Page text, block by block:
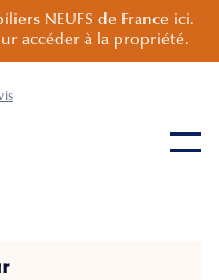
NEUFS de France ici.
accéder à la propriété.